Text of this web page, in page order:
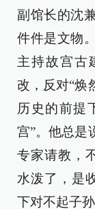
副馆长的沈
件件是文物
主持故宫古
改，反对“焕
历史的前提
宫”。他总是
专家请教，
水泼了，是
下对不起子孙